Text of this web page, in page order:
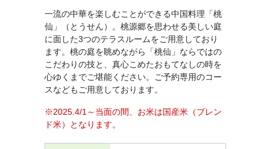
一流の中華を楽しむことができる中国料理「桃
仙」（とうせん）。桃源郷を思わせる美しい庭
に面した3つのテラスルームをご用意しており
ます。桃の庭を眺めながら「桃仙」ならではの
こだわりの技と、真心こめたおもてなしの時を
心ゆくまでご堪能ください。ご予約専用のコー
スなどもご用意しております。
※2025.4/1～当面の間、お米は国産米（ブレン
ド米）となります。